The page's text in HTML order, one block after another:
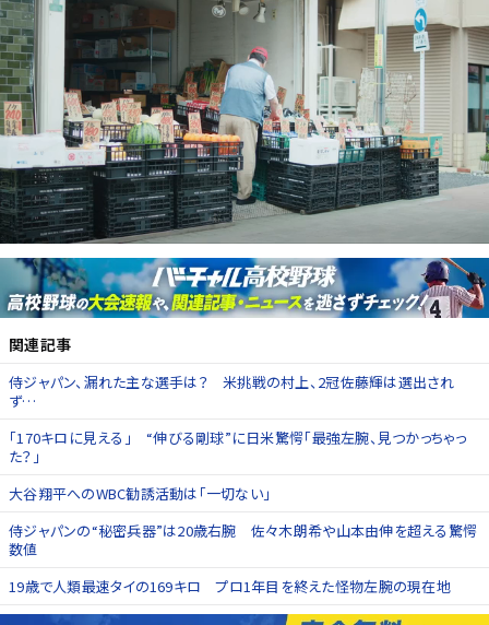
関連記事
侍ジャパン、漏れた主な選手は？ 米挑戦の村上、2冠佐藤輝は選出され
ず…
「170キロに見える」 “伸びる剛球”に日米驚愕「最強左腕、見つかっちゃっ
た？」
大谷翔平へのWBC勧誘活動は「一切ない」
侍ジャパンの“秘密兵器”は20歳右腕 佐々木朗希や山本由伸を超える驚愕
数値
19歳で人類最速タイの169キロ プロ1年目を終えた怪物左腕の現在地